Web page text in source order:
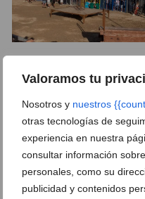
Valoramos tu
Nosotros y nuestros
otras tecnologías de
experiencia en nuestra
consultar información
personales, como su
publicidad y contenidos